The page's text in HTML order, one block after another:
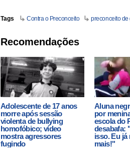
Tags Contra o Preconceito preconceito de
Recomendações
Adolescente de 17 anos
morre após sessão
violenta de bullying
homofóbico; vídeo
mostra agressores
fugindo
Aluna
por
escola do
desabafa:
isso. Eu já
mais!"